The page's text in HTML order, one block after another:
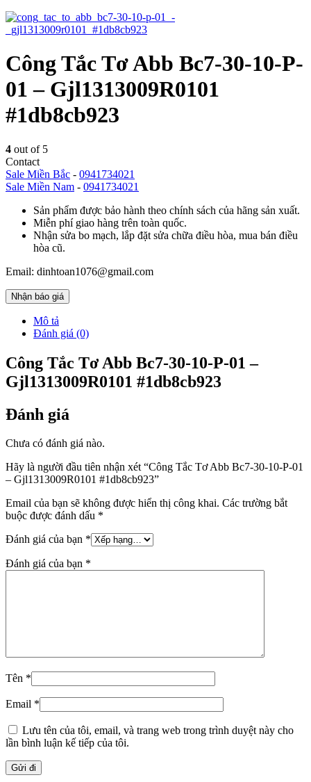
Công Tắc Tơ Abb Bc7-30-10-P-
01 – Gjl1313009R0101
#1db8cb923
4 out of 5
Contact
Sale Miền Bắc - 0941734021
Sale Miền Nam - 0941734021
Sản phẩm được bảo hành theo chính sách của hãng sản xuất.
Miễn phí giao hàng trên toàn quốc.
Nhận sửa bo mạch, lắp đặt sửa chữa điều hòa, mua bán điều
hòa cũ.
Email: dinhtoan1076@gmail.com
Nhận báo giá
Mô tả
Đánh giá (0)
Công Tắc Tơ Abb Bc7-30-10-P-01 –
Gjl1313009R0101 #1db8cb923
Đánh giá
Chưa có đánh giá nào.
Hãy là người đầu tiên nhận xét “Công Tắc Tơ Abb Bc7-30-10-P-01
– Gjl1313009R0101 #1db8cb923”
Email của bạn sẽ không được hiển thị công khai. Các trường bắt
buộc được đánh dấu *
Đánh giá của bạn *
Đánh giá của bạn *
Tên *
Email *
Lưu tên của tôi, email, và trang web trong trình duyệt này cho
lần bình luận kế tiếp của tôi.